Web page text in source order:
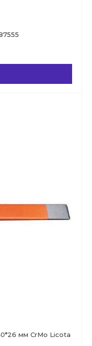
мм CrMo Licota